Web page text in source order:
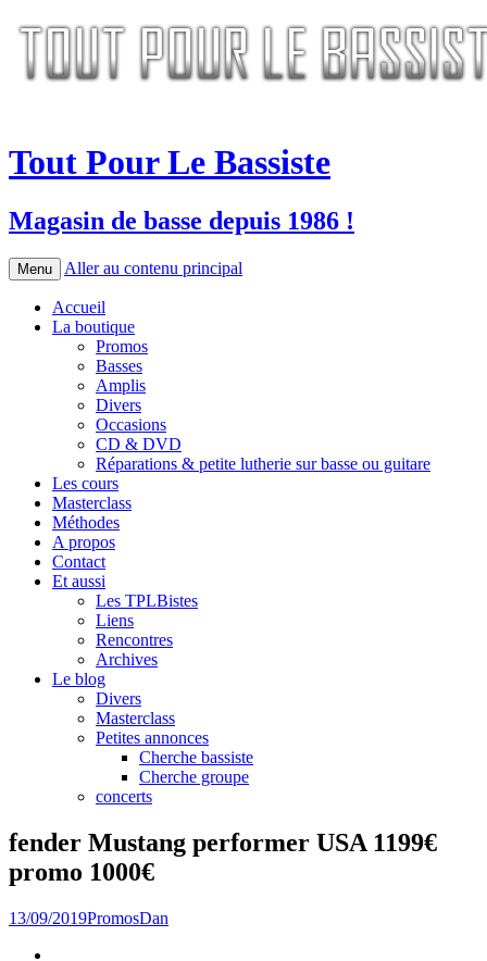
Tout Pour Le Bassiste
Magasin de basse depuis 1986 !
Menu Aller au contenu principal
Accueil
La boutique
Promos
Basses
Amplis
Divers
Occasions
CD & DVD
Réparations & petite lutherie sur basse ou guitare
Les cours
Masterclass
Méthodes
A propos
Contact
Et aussi
Les TPLBistes
Liens
Rencontres
Archives
Le blog
Divers
Masterclass
Petites annonces
Cherche bassiste
Cherche groupe
concerts
fender Mustang performer USA 1199€
promo 1000€
13/09/2019PromosDan